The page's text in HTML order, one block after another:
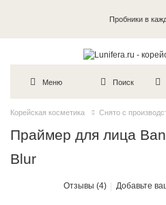
Пробники в
Меню Поиск
Корейская косметика Снято с
Праймер для лица
Blur
Отзывы (4) Добавьте